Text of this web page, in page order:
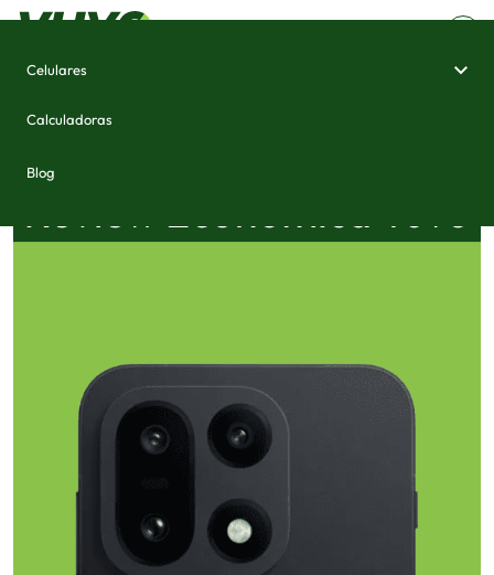
Celulares
Calculadoras
Blog